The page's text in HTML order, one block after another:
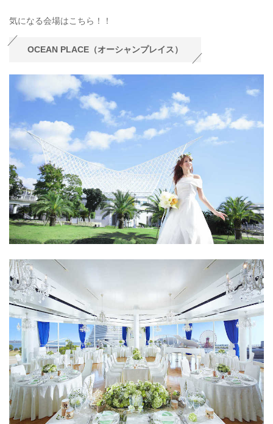
気になる会場はこちら！！
OCEAN PLACE（オーシャンプレイス）